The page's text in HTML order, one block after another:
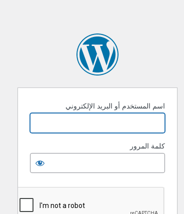
اسم المستخدم أو البريد الإلكتروني
كلمة المرور